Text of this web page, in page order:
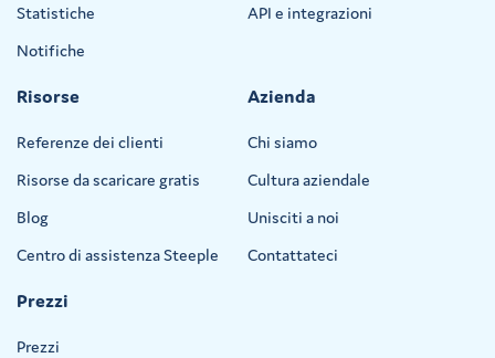
Statistiche
Notifiche
API e integrazioni
Risorse
Referenze dei clienti
Risorse da scaricare gratis
Blog
Centro di assistenza Steeple
Azienda
Chi siamo
Cultura aziendale
Unisciti a noi
Contattateci
Prezzi
Prezzi